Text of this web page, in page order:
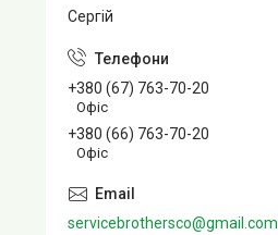
Сергій
+380 (67) 763-70-20
Офіс
+380 (66) 763-70-20
Офіс
servicebrothersco@gmail.com